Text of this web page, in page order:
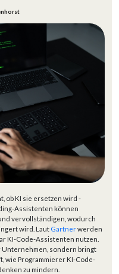
ob KI sie ersetzen wird -
Assistenten können
vervollständigen, wodurch
wird. Laut Gartnerwerden
KI-Code-Assistenten nutzen.
sondern bringt
wie Programmierer KI-Code-
zu mindern.